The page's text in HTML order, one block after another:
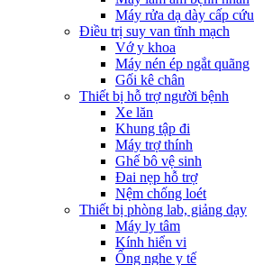
Máy rửa dạ dày cấp cứu
Điều trị suy van tĩnh mạch
Vớ y khoa
Máy nén ép ngắt quãng
Gối kê chân
Thiết bị hỗ trợ người bệnh
Xe lăn
Khung tập đi
Máy trợ thính
Ghế bô vệ sinh
Đai nẹp hỗ trợ
Nệm chống loét
Thiết bị phòng lab, giảng dạy
Máy ly tâm
Kính hiển vi
Ống nghe y tế